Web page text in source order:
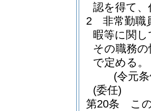
認を得て
2
非常勤職
暇等に関
その職務
で定める。
(令元
(委任)
第20条
こ